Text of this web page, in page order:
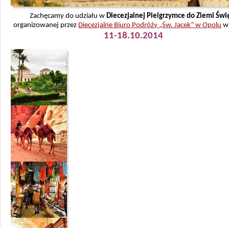
Zachęcamy do udziału w Diecezjalnej Pielgrzymce do Ziemi
organizowanej przez Diecezjalne Biuro Podróży „Św. Jacek” w Opolu
11-18.10.2014